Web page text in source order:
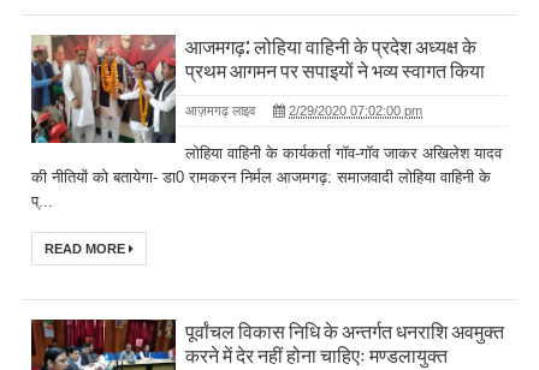
आजमगढ़: लोहिया वाहिनी के प्रदेश अध्यक्ष के
प्रथम आगमन पर सपाइयों ने भव्य स्वागत किया
आज़मगढ़ लाइव 2/29/2020 07:02:00 pm
लोहिया वाहिनी के कार्यकर्ता गाॅव-गाॅव जाकर अखिलेश यादव
की नीतियों को बतायेगा- डा0 रामकरन निर्मल आजमगढ़: समाजवादी लोहिया वाहिनी के
प्...
READ MORE
पूर्वांचल विकास निधि के अन्तर्गत धनराशि अवमुक्त
करने में देर नहीं होना चाहिएः मण्डलायुक्त